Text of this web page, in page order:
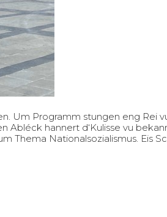
Um Programm stungen eng Rei
Abléck hannert d‘Kulisse vu
Thema Nationalsozialismus. Eis